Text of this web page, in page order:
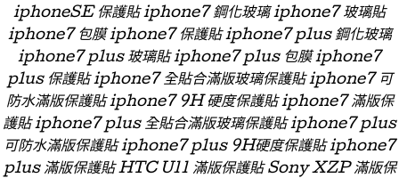
iphoneSE 保護貼 iphone7 鋼化玻璃 iphone7 玻璃貼
iphone7 包膜 iphone7 保護貼 iphone7 plus 鋼化玻璃
iphone7 plus 玻璃貼 iphone7 plus 包膜 iphone7
plus 保護貼 iphone7 全貼合滿版玻璃保護貼 iphone7 可
防水滿版保護貼 iphone7 9H 硬度保護貼 iphone7 滿版保
護貼 iphone7 plus 全貼合滿版玻璃保護貼 iphone7 plus
可防水滿版保護貼 iphone7 plus 9H硬度保護貼 iphone7
plus 滿版保護貼 HTC U11 滿版保護貼 Sony XZP 滿版保